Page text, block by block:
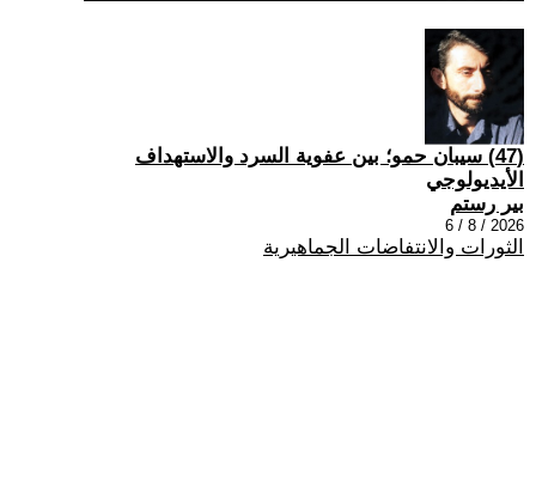
(47) سيبان حمو؛ بين عفوية السرد والاستهداف
الأيديولوجي
بير رستم
2026 / 8 / 6
الثورات والانتفاضات الجماهيرية